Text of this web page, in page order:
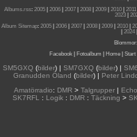
Albums.rss: 2005 2006 2007 2008 2009 2010 2011
2023|
Album Sitemap: 2005| 2006| 2007| 2008| 2009| 2010|
2024|
Blommor:
Facebook| Fotoalbum Home| Start|
SM5GXQ(bilder) | SM7GXQ(bilder) |
Granudden Öland (bilder) | Peter
Amatörradio: DMR> Talgrupper|
SK7RFL
: Logik : DMR : Täckning >